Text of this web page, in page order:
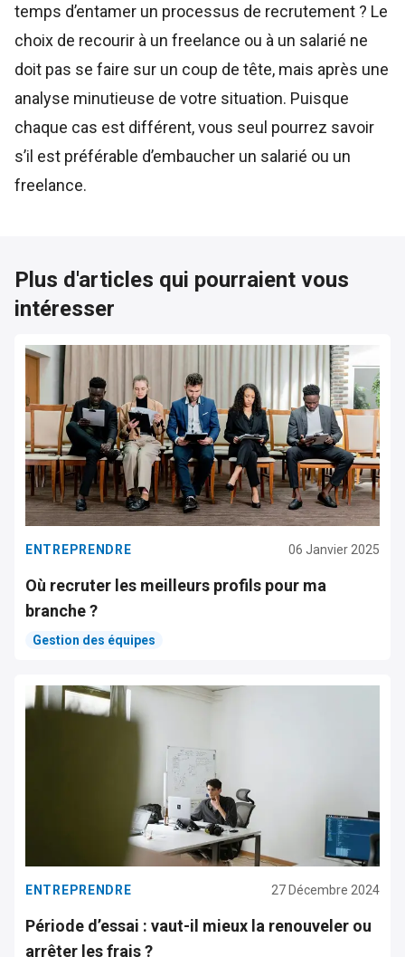
temps d’entamer un processus de recrutement ? Le
choix de recourir à un freelance ou à un salarié ne
doit pas se faire sur un coup de tête, mais après une
analyse minutieuse de votre situation. Puisque
chaque cas est différent, vous seul pourrez savoir
s’il est préférable d’embaucher un salarié ou un
freelance.
Plus d'articles qui pourraient vous
intéresser
ENTREPRENDRE 06 Janvier 2025
Où recruter les meilleurs profils pour ma
branche ?
Gestion des équipes
ENTREPRENDRE 27 Décembre 2024
Période d’essai : vaut-il mieux la renouveler ou
arrêter les frais ?